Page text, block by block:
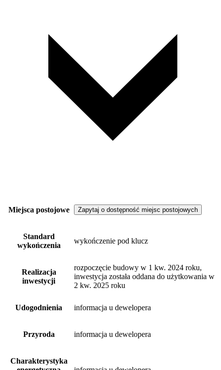
Miejsca postojowe Zapytaj o dostępność miejsc postojowych
Standard
wykończenia
wykończenie pod klucz
Realizacja
inwestycji
rozpoczęcie budowy w 1 kw. 2024 roku,
inwestycja została oddana do użytkowania w
2 kw. 2025 roku
Udogodnienia informacja u dewelopera
Przyroda informacja u dewelopera
Charakterystyka